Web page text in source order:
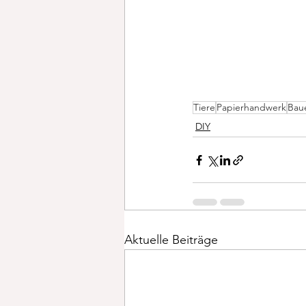
Tiere Papierhandwerk
DIY
Aktuelle Beiträge